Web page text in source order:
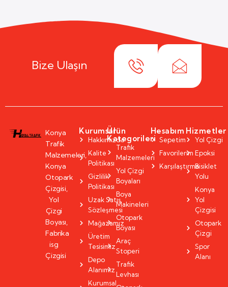
Bize Ulaşın
Konya
Trafik
Malzemeleri,
Konya
Otopark
Çizgisi,
Yol
Çizgi
Boyası,
Fabrika
isg
Çizgisi
Kurumsal
Hakkımızda
Kalite
Politikası
Gizlilik
Politikası
Uzak Satış
Sözleşmesi
Mağazamız
Üretim
Tesisimiz
Depo
Alanımız
Kurumsal
Ürün
Kategorileri
Trafik
Malzemeleri
Yol Çizgi
Boyaları
Boya
Makineleri
Otopark
Boyası
Araç
Stoperi
Trafik
Levhası
Hesabım
Sepetim
Favorilerim
Karşılaştırma
Hizmetler
Yol Çizgi
Epoksi
Bisiklet
Yolu
Konya
Yol
Çizgisi
Otopark
Çizgi
Spor
Alanı